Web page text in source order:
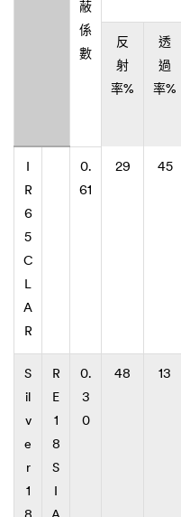
蔽
係
數
反
射
率%
透
過
率%
I
R
6
5
C
L
A
R
0.
61
29 45
S
il
v
e
r
1
R
E
1
8
S
I
0.
3
0
48 13